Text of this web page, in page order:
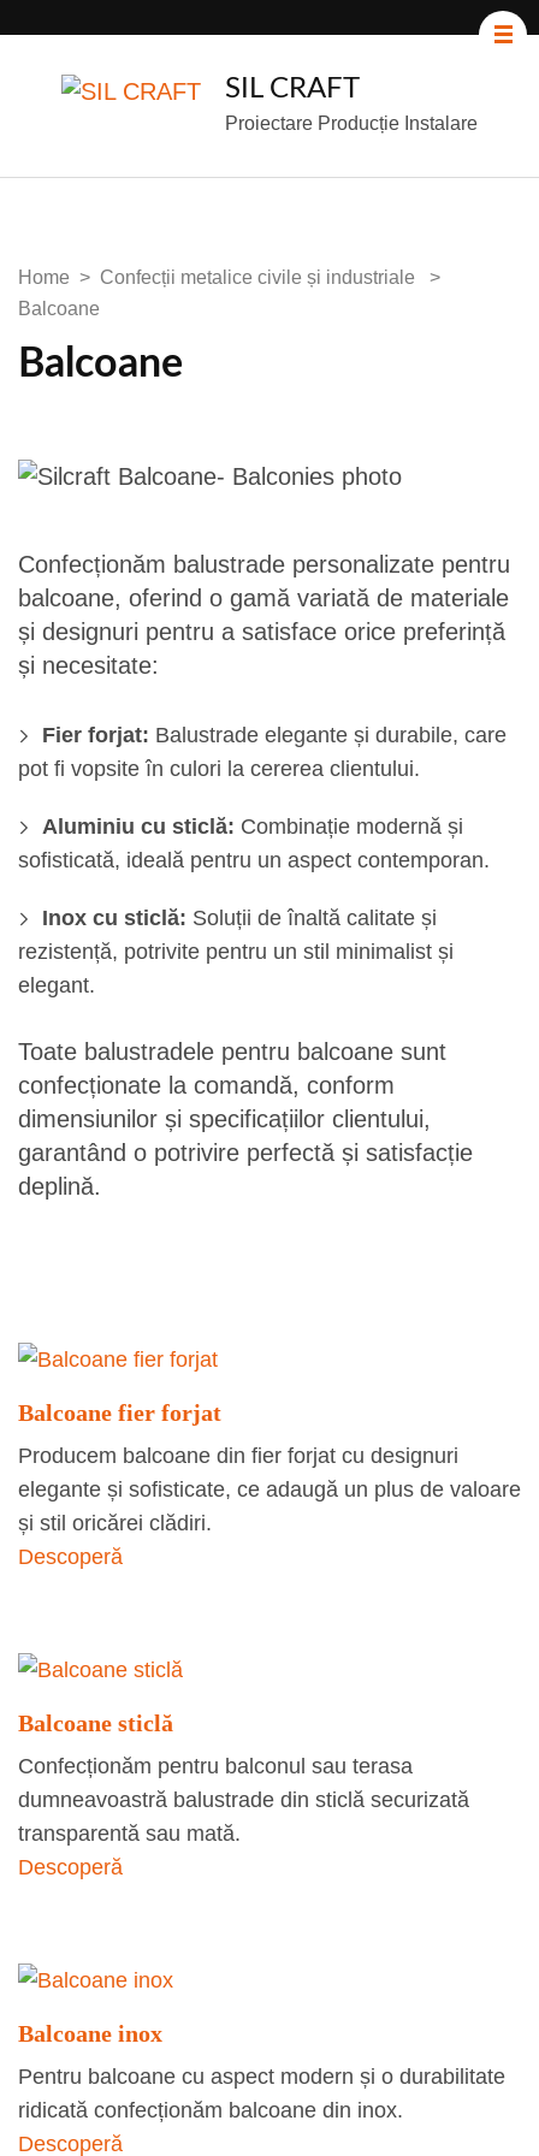
SIL CRAFT
Proiectare Producție Instalare
Home > Confecții metalice civile și industriale
>
Balcoane
Balcoane
Confecționăm balustrade personalizate pentru
balcoane, oferind o gamă variată de materiale
și designuri pentru a satisface orice preferință
și necesitate:
Fier forjat: Balustrade elegante și durabile, care
pot fi vopsite în culori la cererea clientului.
Aluminiu cu sticlă: Combinație modernă și
sofisticată, ideală pentru un aspect contemporan.
Inox cu sticlă: Soluții de înaltă calitate și
rezistență, potrivite pentru un stil minimalist și
elegant.
Toate balustradele pentru balcoane sunt
confecționate la comandă, conform
dimensiunilor și specificațiilor clientului,
garantând o potrivire perfectă și satisfacție
deplină.
Balcoane fier forjat
Producem balcoane din fier forjat cu designuri
elegante și sofisticate, ce adaugă un plus de valoare
și stil oricărei clădiri.
Descoperă
Balcoane sticlă
Confecționăm pentru balconul sau terasa
dumneavoastră balustrade din sticlă securizată
transparentă sau mată.
Descoperă
Balcoane inox
Pentru balcoane cu aspect modern și o durabilitate
ridicată confecționăm balcoane din inox.
Descoperă